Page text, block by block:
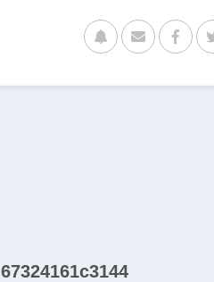
67324161c3144